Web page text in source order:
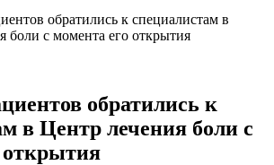
обратились к специалистам в
боли с момента его открытия
обратились к
в Центр лечения боли с
открытия